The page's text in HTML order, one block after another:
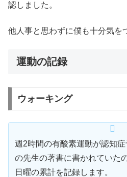
認しました。
他人事と思わずに僕も十分気を
運動の記録
ウォーキング
週2時間の有酸素運動が認知
の先生の著書に書かれていた
日曜の累計を記録します。